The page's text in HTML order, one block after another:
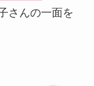
さんの一面を